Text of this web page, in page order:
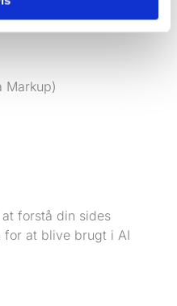
Markup)
forstå din sides
at blive brugt i AI